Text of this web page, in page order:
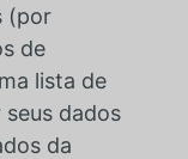
(por
de
lista de
dados
da